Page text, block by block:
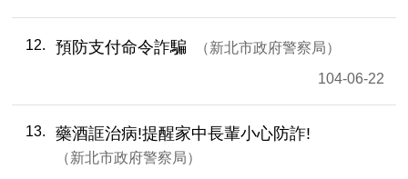
12 預防支付命令詐騙
新北市政府警察局
104-06-22
13 藥酒誆治病!提醒家中長輩小心防詐!
新北市政府警察局